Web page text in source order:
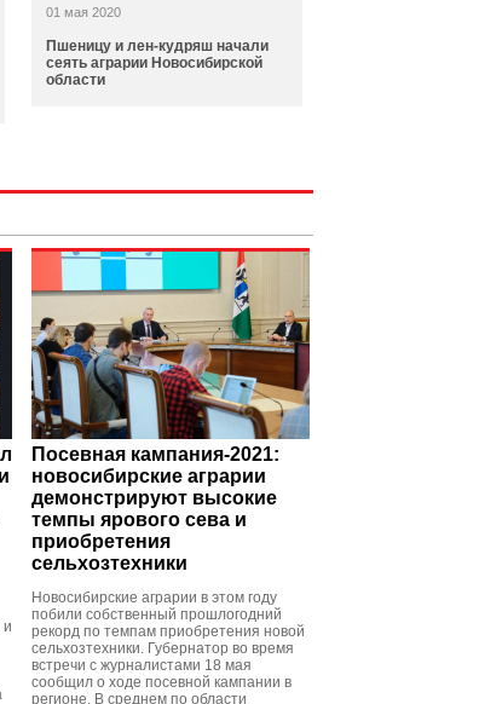
01 мая 2020
Пшеницу и лен-кудряш начали
сеять аграрии Новосибирской
области
и
Посевная кампания-2021:
новосибирские аграрии
демонстрируют высокие
темпы ярового сева и
приобретения
сельхозтехники
Новосибирские аграрии в этом году
побили собственный прошлогодний
рекорд по темпам приобретения новой
сельхозтехники. Губернатор во время
встречи с журналистами 18 мая
сообщил о ходе посевной кампании в
регионе. В среднем по области